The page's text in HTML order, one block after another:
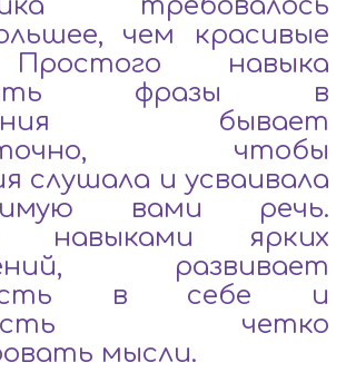
требовалось
чем красивые
навыка
фразы в
бывает
чтобы
слушала и усваивала
вами речь.
навыками ярких
развивает
в себе и
четко
мысли.